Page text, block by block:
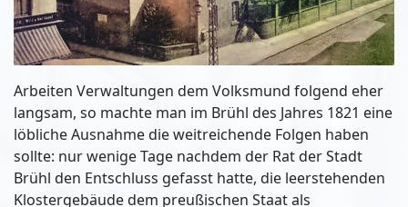
Arbeiten Verwaltungen dem Volksmund folgend eher
langsam, so machte man im Brühl des Jahres 1821 eine
löbliche Ausnahme die weitreichende Folgen haben
sollte: nur wenige Tage nachdem der Rat der Stadt
Brühl den Entschluss gefasst hatte, die leerstehenden
Klostergebäude dem preußischen Staat als